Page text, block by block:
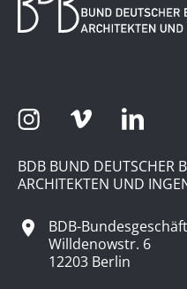
BDB BUND DEUTSCHER
ARCHITEKTEN UND
BDB-
Willdenowstr. 6
12203 Berlin